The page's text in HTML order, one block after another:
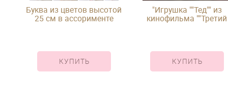
Буква из цветов высотой
25 см в ассорименте
КУПИТЬ
"Игрушка ""Тед"" из
кинофильма ""Третий
КУПИТЬ